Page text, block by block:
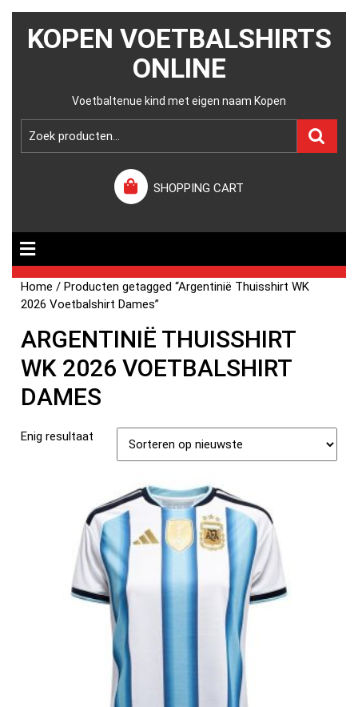
KOPEN VOETBALSHIRTS
ONLINE
Voetbaltenue kind met eigen naam Kopen
SHOPPING CART
Home / Producten getagged “Argentinië Thuisshirt WK
2026 Voetbalshirt Dames”
ARGENTINIË THUISSHIRT
WK 2026 VOETBALSHIRT
DAMES
Enig resultaat